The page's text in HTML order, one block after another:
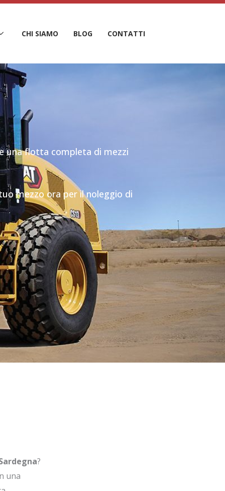
CHI SIAMO BLOG CONTATTI
una flotta completa di mezzi
mezzo ora per il noleggio di
?
una